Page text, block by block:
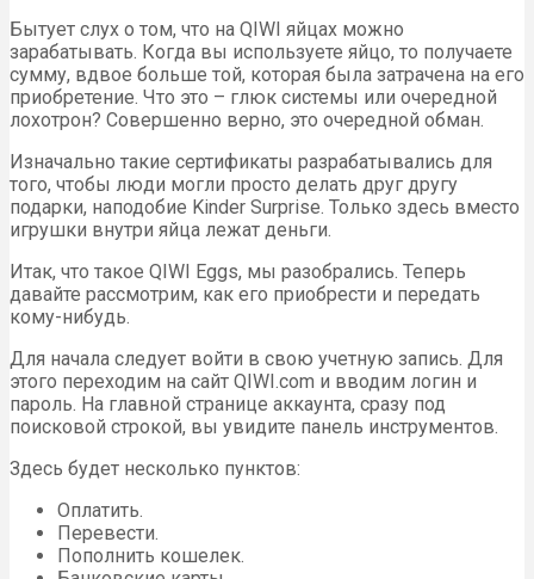
Бытует слух о том, что на QIWI яйцах можно
зарабатывать. Когда вы используете яйцо, то получаете
сумму, вдвое больше той, которая была затрачена на его
приобретение. Что это – глюк системы или очередной
лохотрон? Совершенно верно, это очередной обман.
Изначально такие сертификаты разрабатывались для
того, чтобы люди могли просто делать друг другу
подарки, наподобие Kinder Surprise. Только здесь вместо
игрушки внутри яйца лежат деньги.
Итак, что такое QIWI Eggs, мы разобрались. Теперь
давайте рассмотрим, как его приобрести и передать
кому-нибудь.
Для начала следует войти в свою учетную запись. Для
этого переходим на сайт QIWI.com и вводим логин и
пароль. На главной странице аккаунта, сразу под
поисковой строкой, вы увидите панель инструментов.
Здесь будет несколько пунктов:
Оплатить.
Перевести.
Пополнить кошелек.